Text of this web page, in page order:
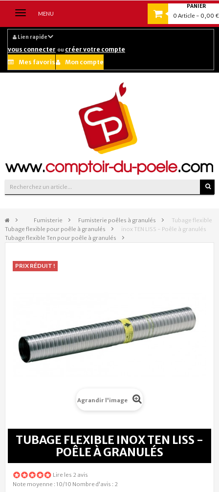
Lien rapide
vous connecter ou créer votre compte
Mes favoris
Mon compte
PANIER
0 Article - 0,00 €
Suivez-nous sur :
Navigation
MENU
&gt; Fumisterie > Fumisterie poêles à granulés
>
Tubage flexible pour poêle à granulés
>
Tubage flexible Ten pour poêle à granulés
>
Tubage flexible
inox TEN LISS - Poêle à granulés
PRIX RÉDUIT !
Agrandir l'image
TUBAGE FLEXIBLE INOX TEN LISS -
POÊLE À GRANULÉS
Lire les 2 avis
Note moyenne : 10/10 Nombre d'avis : 2